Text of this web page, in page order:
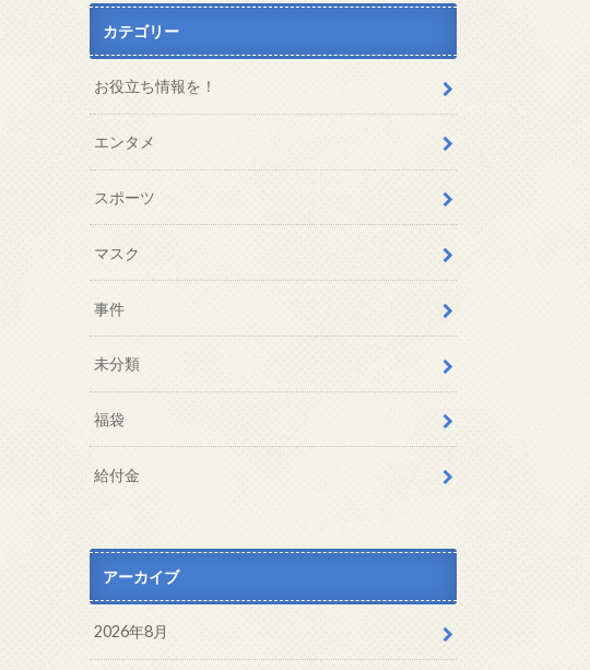
カテゴリー
お役立ち情報を！
エンタメ
スポーツ
マスク
事件
未分類
福袋
給付金
アーカイブ
2026年8月